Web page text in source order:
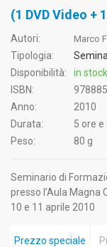
(1 DVD Video +
Autori: Marco
Tipologia:
Disponibilità:
in stock
ISBN:
Anno:
2010
Durata:
5 ore
Peso:
80 g
Seminario di
presso l’Aula Magna
10 e 11 aprile 2010
Prezzo speciale